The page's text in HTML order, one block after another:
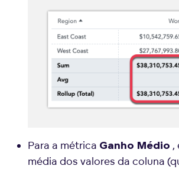
Para a métrica Ganho Médio ,
média dos valores da coluna